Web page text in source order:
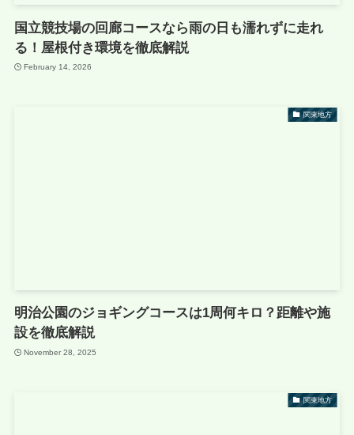
国立競技場の回廊コースなら雨の日も濡れずに走れ
る！屋根付き環境を徹底解説
February 14, 2026
関東地方
明治公園のジョギングコースは1周何キロ？距離や施
設を徹底解説
November 28, 2025
関東地方